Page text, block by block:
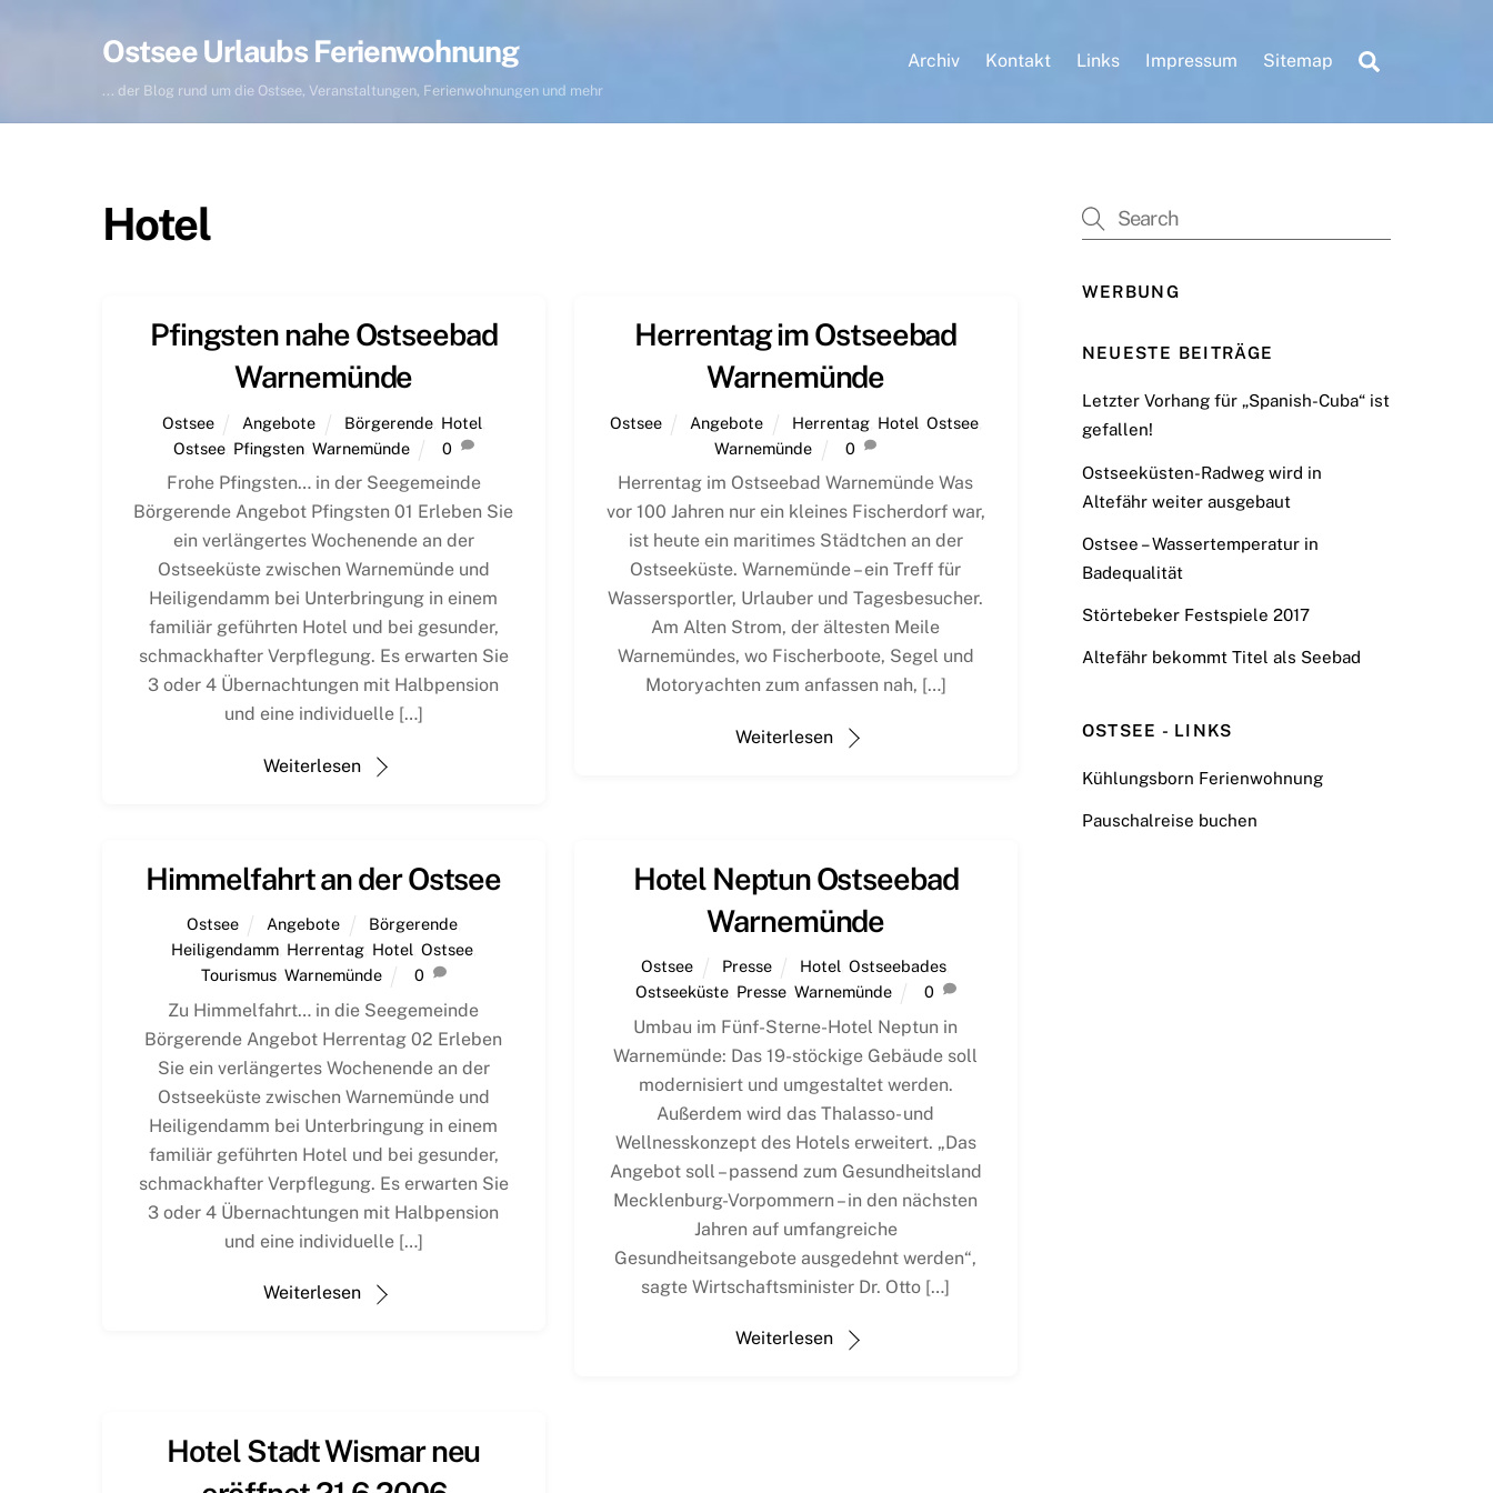
Ostsee Urlaubs Ferienwohnung
... der Blog rund um die Ostsee, Veranstaltungen, Ferienwohnungen und mehr
Archiv Kontakt Links Impressum Sitemap
Hotel
Pfingsten nahe Ostseebad
Warnemünde
Ostsee Angebote Börgerende, Hotel
Ostsee, Pfingsten, Warnemünde 0
Frohe Pfingsten… in der Seegemeinde
Börgerende Angebot Pfingsten 01 Erleben Sie
ein verlängertes Wochenende an der
Ostseeküste zwischen Warnemünde und
Heiligendamm bei Unterbringung in einem
familiär geführten Hotel und bei gesunder,
schmackhafter Verpflegung. Es erwarten Sie
3 oder 4 Übernachtungen mit Halbpension
und eine individuelle […]
Weiterlesen
Herrentag im Ostseebad
Warnemünde
Ostsee Angebote Herrentag, Hotel Ostsee,
Warnemünde
0
Herrentag im Ostseebad Warnemünde Was
vor 100 Jahren nur ein kleines Fischerdorf war,
ist heute ein maritimes Städtchen an der
Ostseeküste. Warnemünde – ein Treff für
Wassersportler, Urlauber und Tagesbesucher.
Am Alten Strom, der ältesten Meile
Warnemündes, wo Fischerboote, Segel und
Motoryachten zum anfassen nah, […]
Weiterlesen
Himmelfahrt an der Ostsee
Ostsee Angebote Börgerende,
Heiligendamm, Herrentag, Hotel, Ostsee,
Tourismus, Warnemünde 0
Zu Himmelfahrt… in die Seegemeinde
Börgerende Angebot Herrentag 02 Erleben
Sie ein verlängertes Wochenende an der
Ostseeküste zwischen Warnemünde und
Heiligendamm bei Unterbringung in einem
familiär geführten Hotel und bei gesunder,
schmackhafter Verpflegung. Es erwarten Sie
3 oder 4 Übernachtungen mit Halbpension
und eine individuelle […]
Weiterlesen
Hotel Neptun Ostseebad
Warnemünde
Ostsee Presse Hotel ,Ostseebades
Ostseeküste, Presse, Warnemünde 0
Umbau im Fünf-Sterne-Hotel Neptun in
Warnemünde: Das 19-stöckige Gebäude soll
modernisiert und umgestaltet wer­den.
Außerdem wird das Thalasso- und
Wellnesskonzept des Hotels erweitert. „Das
Angebot soll – passend zum Gesund­heitsland
Mecklenburg-Vorpommern – in den nächsten
Jahren auf umfangreiche
Gesundheitsangebote ausgedehnt werden“,
sagte Wirtschaftsminister Dr. Otto […]
Weiterlesen
Hotel Stadt Wismar neu
WERBUNG
NEUESTE BEITRÄGE
Letzter Vorhang für „Spanish-Cuba“ ist
gefallen!
Ostseeküsten-Radweg wird in
Altefähr weiter ausgebaut
Ostsee – Wassertemperatur in
Badequalität
Störtebeker Festspiele 2017
Altefähr bekommt Titel als Seebad
OSTSEE - LINKS
Kühlungsborn Ferienwohnung
Pauschalreise buchen